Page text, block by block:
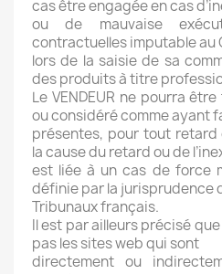
cas être engagée en cas
ou de mauvaise
contractuelles imputable au
lors de la saisie de sa
des produits à titre
Le VENDEUR ne pourra
ou considéré comme ayant
présentes, pour tout retard
la cause du retard ou de
est liée à un cas de force
définie par la jurisprudence
Tribunaux français.
Il est par ailleurs précisé que
pas les sites web qui sont
directement ou